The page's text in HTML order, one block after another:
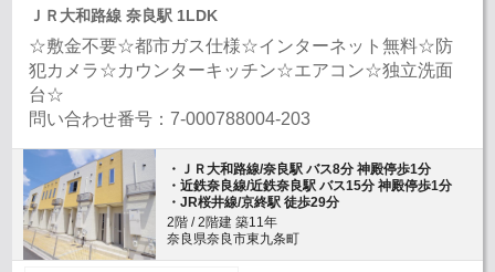
ＪＲ大和路線 奈良駅 1LDK
☆敷金不要☆都市ガス仕様☆インターネット無料☆防
犯カメラ☆カウンターキッチン☆エアコン☆独立洗面
台☆
問い合わせ番号：7-000788004-203
・ＪＲ大和路線/奈良駅 バス8分 神殿停歩1分
・近鉄奈良線/近鉄奈良駅 バス15分 神殿停歩1分
・JR桜井線/京終駅 徒歩29分
2階 / 2階建 築11年
奈良県奈良市東九条町